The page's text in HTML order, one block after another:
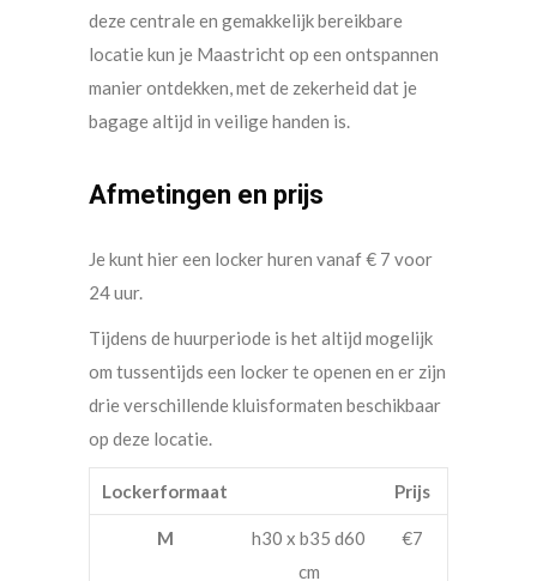
deze centrale en gemakkelijk bereikbare
locatie kun je Maastricht op een ontspannen
manier ontdekken, met de zekerheid dat je
bagage altijd in veilige handen is.
Afmetingen en prijs
Je kunt hier een locker huren vanaf € 7 voor
24 uur.
Tijdens de huurperiode is het altijd mogelijk
om tussentijds een locker te openen en er zijn
drie verschillende kluisformaten beschikbaar
op deze locatie.
Lockerformaat Prijs
M
h30 x b35 d60
cm
€7